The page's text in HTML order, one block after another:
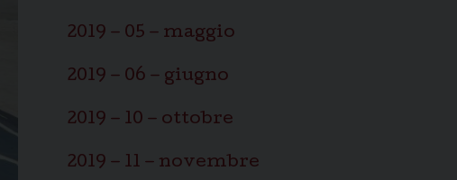
2019 – 05 – maggio
2019 – 06 – giugno
2019 – 10 – ottobre
2019 – 11 – novembre